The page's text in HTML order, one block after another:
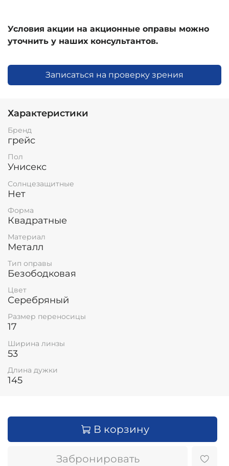
Условия акции на акционные оправы можно
уточнить у наших консультантов.
Записаться на проверку зрения
Характеристики
Бренд
грейс
Пол
Унисекс
Солнцезащитные
Нет
Форма
Квадратные
Материал
Металл
Тип оправы
Безободковая
Цвет
Серебряный
Размер переносицы
17
Ширина линзы
53
Длина дужки
145
В корзину
Забронировать